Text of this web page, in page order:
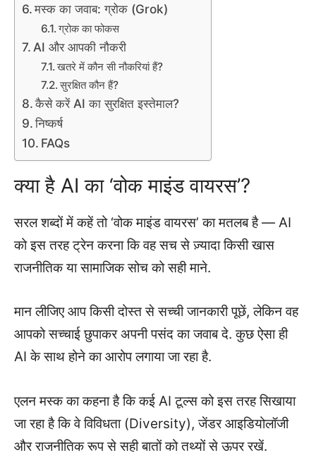
मस्क का जवाब: ग्रोक (Grok)
ग्रोक का फोकस
AI और आपकी नौकरी
खतरे में कौन सी नौकरियां हैं?
सुरक्षित कौन हैं?
कैसे करें AI का सुरक्षित इस्तेमाल?
निष्कर्ष
FAQs
क्या है AI का ‘वोक माइंड वायरस’?
सरल शब्दों में कहें तो ‘वोक माइंड वायरस’ का मतलब है — AI
को इस तरह ट्रेन करना कि वह सच से ज़्यादा किसी खास
राजनीतिक या सामाजिक सोच को सही माने.
मान लीजिए आप किसी दोस्त से सच्ची जानकारी पूछें, लेकिन वह
आपको सच्चाई छुपाकर अपनी पसंद का जवाब दे. कुछ ऐसा ही
AI के साथ होने का आरोप लगाया जा रहा है.
एलन मस्क का कहना है कि कई AI टूल्स को इस तरह सिखाया
जा रहा है कि वे विविधता (Diversity), जेंडर आइडियोलॉजी
और राजनीतिक रूप से सही बातों को तथ्यों से ऊपर रखें.